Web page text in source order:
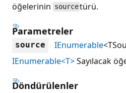
öğelerinin sourcetürü.
Parametreler
source IEnumerable
IEnumerable<T>Sayılacak
Döndürülenler